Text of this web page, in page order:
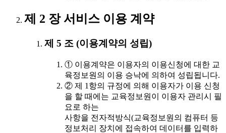
제 2 장 서비스 이용 계약
제 5 조 (이용계약의 성립)
① 이용계약은 이용자의 이용신청에 대한 교
육정보원의 이용 승낙에 의하여 성립됩니다.
② 제 1항의 규정에 의해 이용자가 이용 신청
을 할 때에는 교육정보원이 이용자 관리시 필
요로 하는
사항을 전자적방식(교육정보원의 컴퓨터 등
정보처리 장치에 접속하여 데이터를 입력하